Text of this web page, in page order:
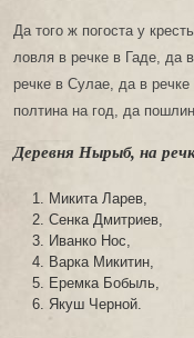
Да того ж погоста у
ловля в речке в Гаде, да
речке в Сулае, да в
полтина на год, да
Деревня Нырыб, на
Микита Ларев,
Сенка Дмитриев,
Иванко Нос,
Варка Микитин,
Еремка Бобыль,
Якуш Черной.